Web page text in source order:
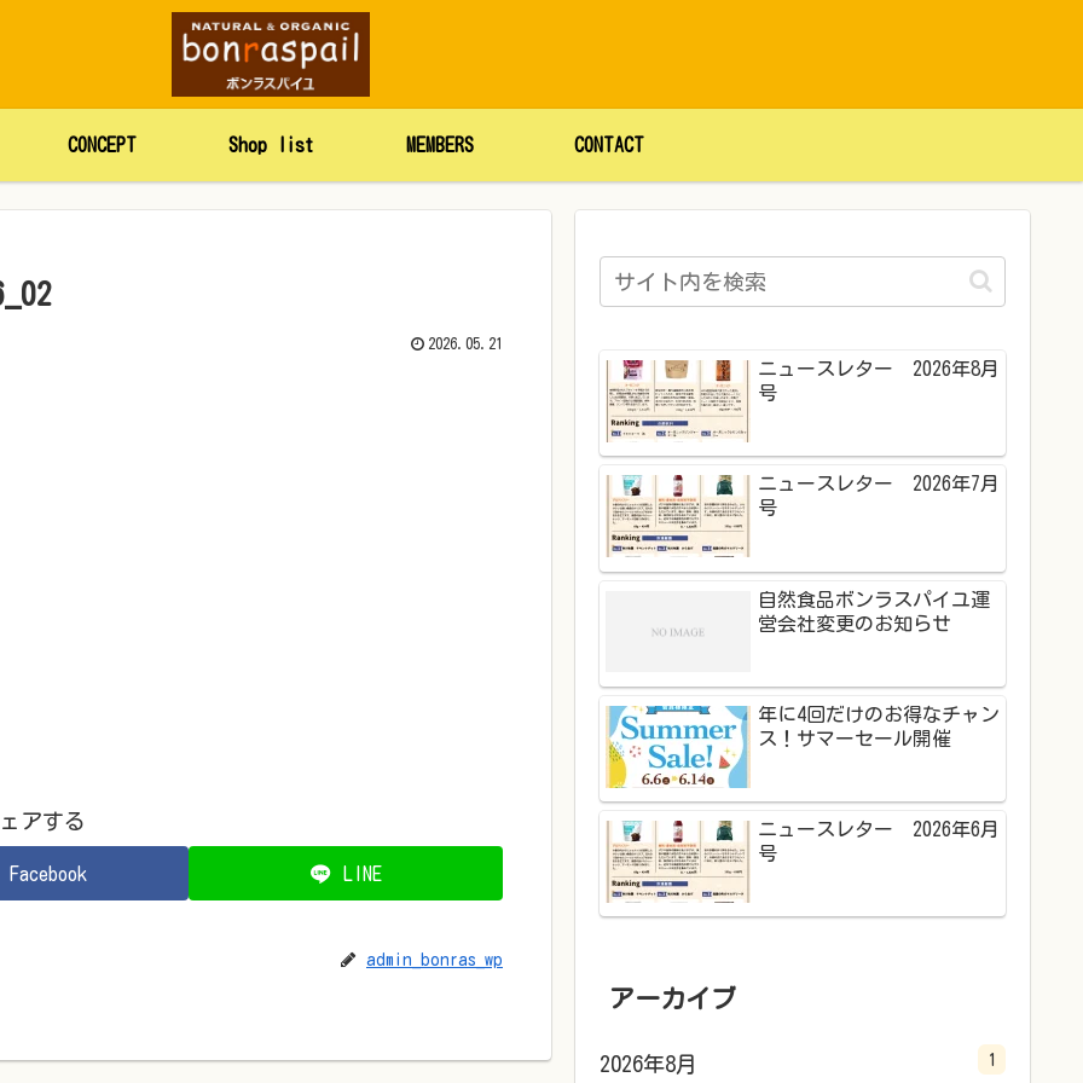
CONCEPT Shop list MEMBERS CONTACT
2026.05.21
アする
Facebook LINE
admin_bonras_wp
ニュースレター 2026年8月
号
ニュースレター 2026年7月
号
自然食品ボンラスパイユ運
営会社変更のお知らせ
年に4回だけのお得なチャン
ス！サマーセール開催
ニュースレター 2026年6月
号
アーカイブ
2026年8月 1